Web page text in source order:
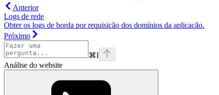
Anterior
Logs de rede
Obter os logs de borda por requisição dos domínios da aplicação.
Próximo
⌘I
Análise do website